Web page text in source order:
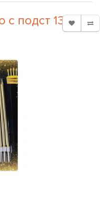
подст 13см